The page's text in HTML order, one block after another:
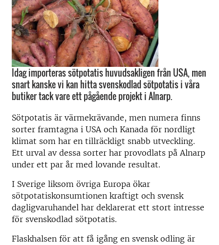
Idag importeras sötpotatis huvudsakligen från USA, men
snart kanske vi kan hitta svenskodlad sötpotatis i våra
butiker tack vare ett pågående projekt i Alnarp.
Sötpotatis är värmekrävande, men numera finns
sorter framtagna i USA och Kanada för nordligt
klimat som har en tillräckligt snabb utveckling.
Ett urval av dessa sorter har provodlats på Alnarp
under ett par år med lovande resultat.
I Sverige liksom övriga Europa ökar
sötpotatiskonsumtionen kraftigt och svensk
dagligvaruhandel har deklarerat ett stort intresse
för svenskodlad sötpotatis.
Flaskhalsen för att få igång en svensk odling är